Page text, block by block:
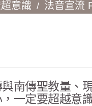
意識 法音宣流
南傳聖教量、
一定要超越意